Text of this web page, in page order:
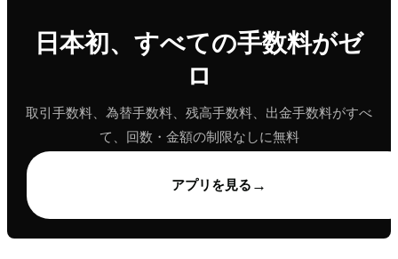
日本初、すべての手数料がゼ
ロ
取引手数料、為替手数料、残高手数料、出金手数料がすべ
て、回数・金額の制限なしに無料
アプリを見る →